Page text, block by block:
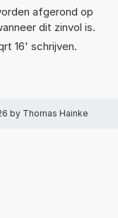
afgerond op
dit zinvol is.
16' schrijven.
by Thomas Hainke